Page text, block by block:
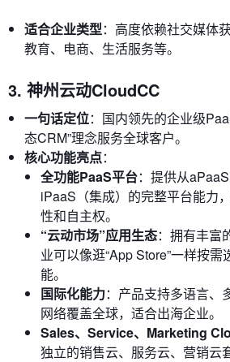
适合企业类型：高度依赖社交媒体
教育、电商、生活服务等。
3. 神州云动CloudCC
一句话定位：国内领先的企业级
态CRM”理念服务全球客户。
核心功能亮点：
全功能PaaS平台：提供从
iPaaS（集成）的完整平台能力
性和自主权。
“云动市场”应用生态：拥有丰富
业可以像逛“App Store”一样按
能。
国际化能力：产品支持多语言、
网络覆盖全球，适合出海企业。
Sales、Service、Marketing
独立的销售云、服务云、营销云